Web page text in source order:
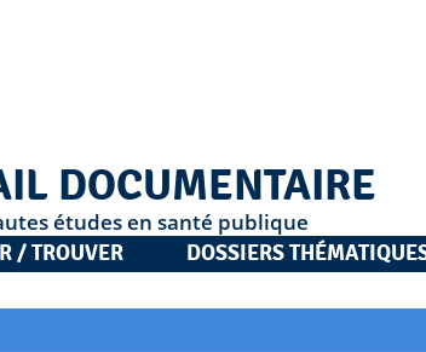
DOCUMENTAIRE
études en santé publique
/ TROUVER DOSSIERS